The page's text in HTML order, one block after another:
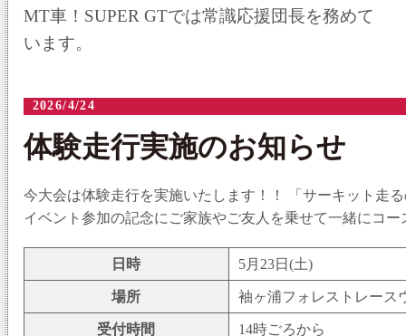
MT車！SUPER GTでは常識応援団長を務めて
います。
2026/4/24
体験走行実施のお知らせ
今大会は体験走行を実施いたします！！ 「サーキット走
イベント参加の記念にご家族やご友人を乗せて一緒にコ
日時 5月23日(土)
場所 袖ヶ浦フォレストレース
受付時間 14時ごろから